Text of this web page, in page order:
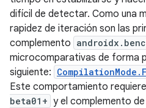
difícil de detectar. Como una
rapidez de iteración son las
complemento
microcomparativas de forma
siguiente:
Este comportamiento
beta01+ y el complemento